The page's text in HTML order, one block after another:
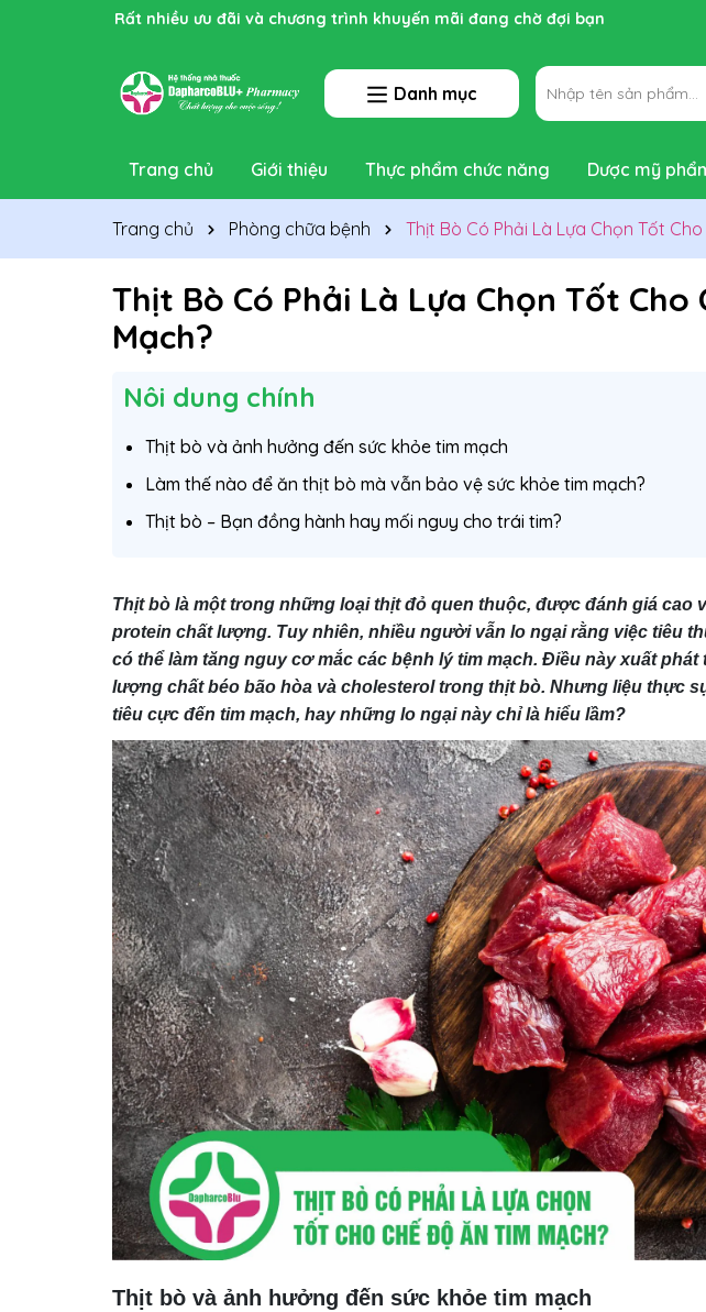
Rất nhiều ưu đãi và chương trình khuyến mãi đang chờ đợi bạn
Danh mục
Trang chủ Giới thiệu Thực phẩm chức năng Dược mỹ
Trang chủ Phòng chữa bệnh Thịt Bò Có Phải Là Lựa Chọn Tốt
Thịt Bò Có Phải Là Lựa Chọn Tốt Cho
Mạch?
Nôi dung chính
Thịt bò và ảnh hưởng đến sức khỏe tim mạch
Làm thế nào để ăn thịt bò mà vẫn bảo vệ sức khỏe tim mạch?
Thịt bò – Bạn đồng hành hay mối nguy cho trái tim?
Thịt bò là một trong những loại thịt đỏ quen thuộc, được đánh giá cao
protein chất lượng. Tuy nhiên, nhiều người vẫn lo ngại rằng việc tiêu
có thể làm tăng nguy cơ mắc các bệnh lý tim mạch. Điều này xuất
lượng chất béo bão hòa và cholesterol trong thịt bò. Nhưng liệu thực
tiêu cực đến tim mạch, hay những lo ngại này chỉ là hiểu lầm?
Thịt bò và ảnh hưởng đến sức khỏe tim mạch